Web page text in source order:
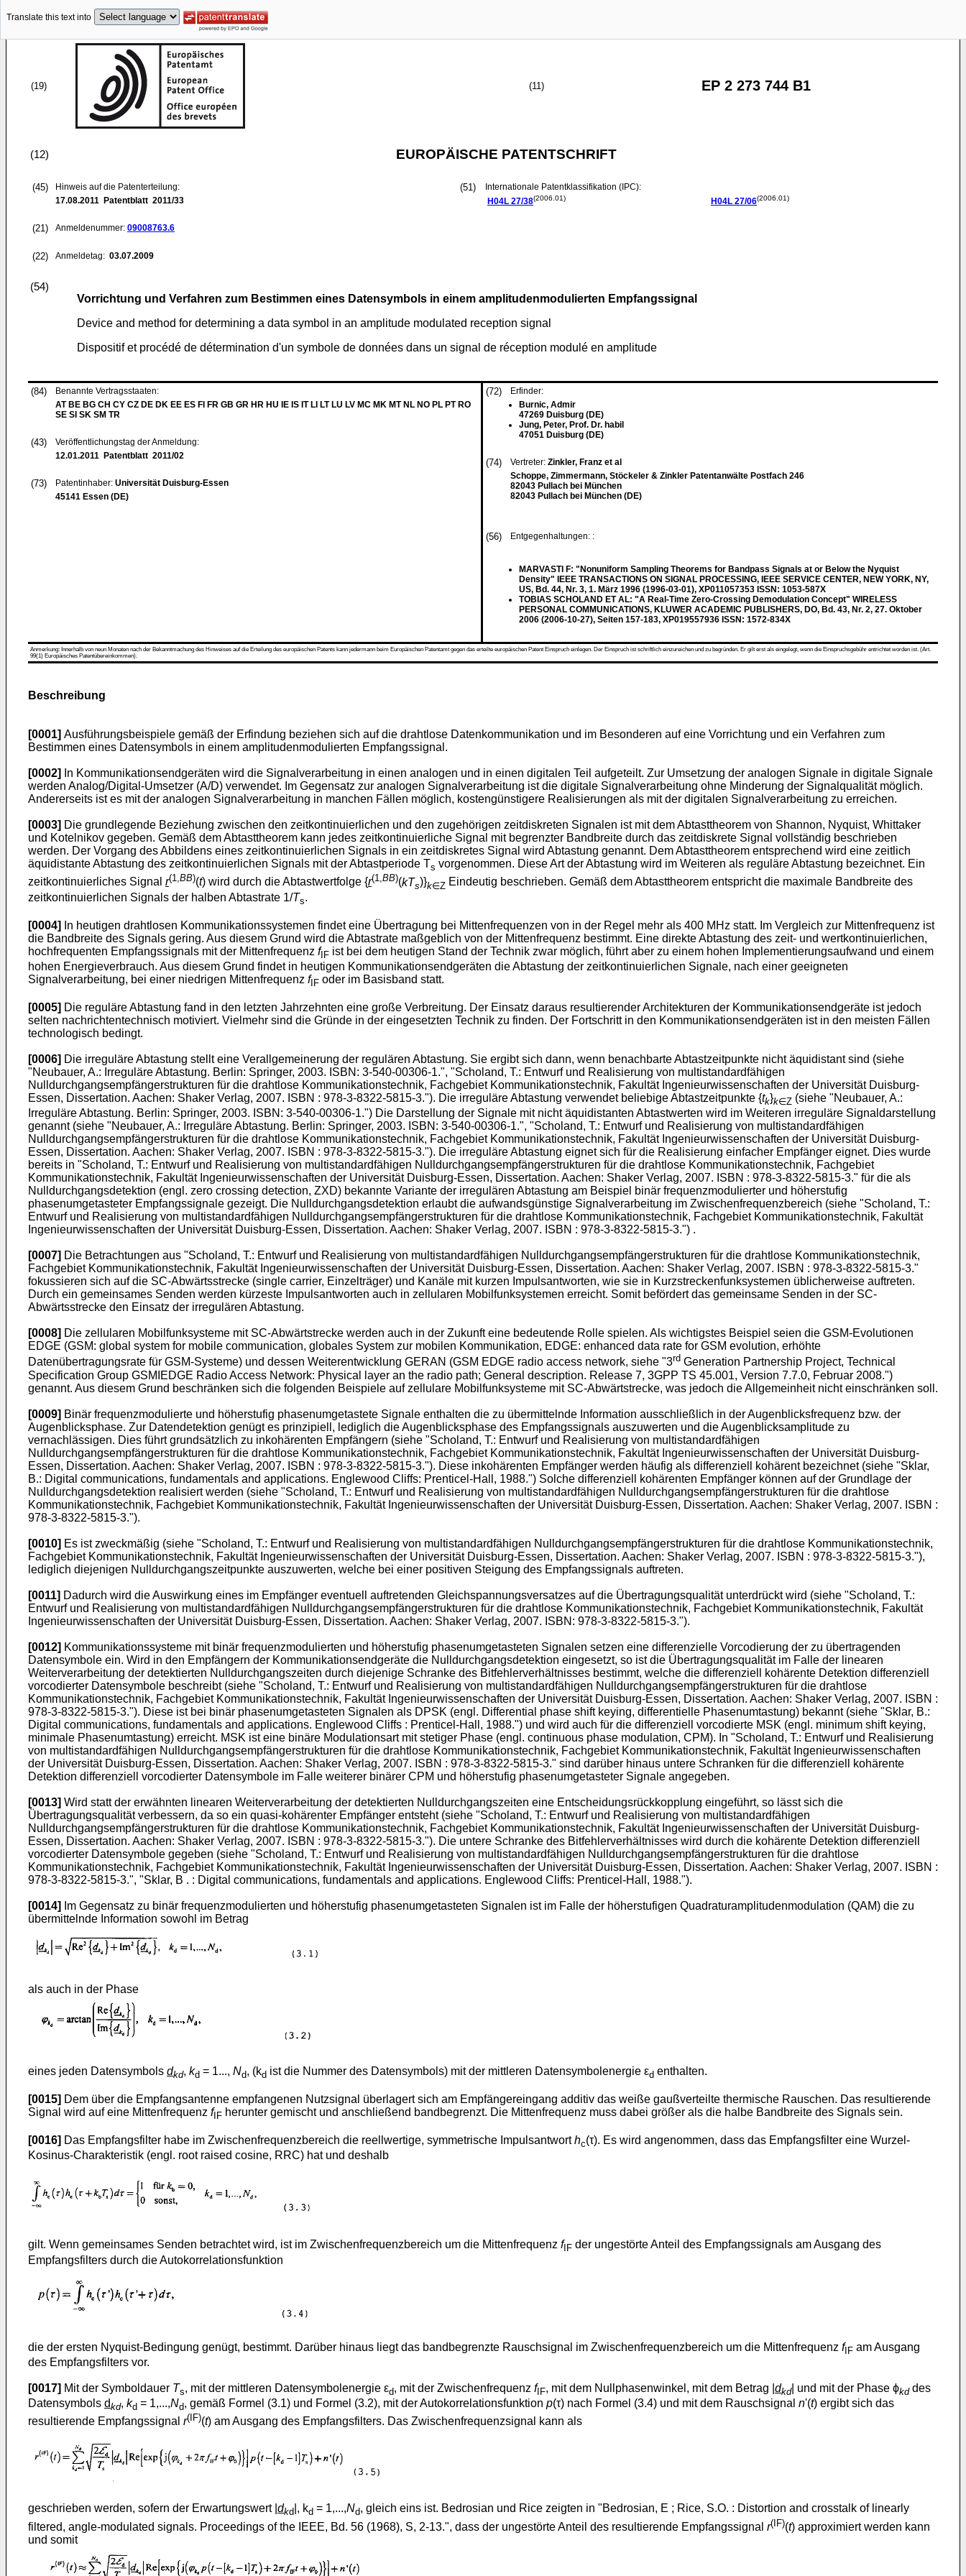
Translate this text into
(19) (11) EP 2 273 744 B1
(12) EUROPÄISCHE PATENTSCHRIFT
(45)
Hinweis auf die Patenterteilung:
17.08.2011 Patentblatt 2011/33
(21) Anmeldenummer: 09008763.6
(22) Anmeldetag: 03.07.2009
(51)
Internationale Patentklassifikation (IPC):
H04L 27/38(2006.01) H04L 27/06(2006.01)
(54)
Vorrichtung und Verfahren zum Bestimmen eines Datensymbols in einem amplitudenmodulierten Empfangssignal
Device and method for determining a data symbol in an amplitude modulated reception signal
Dispositif et procédé de détermination d'un symbole de données dans un signal de réception modulé en amplitude
(84)
Benannte Vertragsstaaten:
AT BE BG CH CY CZ DE DK EE ES FI FR GB GR HR HU IE IS IT LI LT LU LV MC MK MT NL NO PL PT RO
SE SI SK SM TR
(43)
Veröffentlichungstag der Anmeldung:
12.01.2011 Patentblatt 2011/02
(73) Patentinhaber: Universität Duisburg-Essen
45141 Essen (DE)
(72)
Erfinder:
Burnic, Admir
47269 Duisburg (DE)
Jung, Peter, Prof. Dr. habil
47051 Duisburg (DE)
(74) Vertreter: Zinkler, Franz et al
Schoppe, Zimmermann, Stöckeler & Zinkler Patentanwälte Postfach 246
82043 Pullach bei München
82043 Pullach bei München (DE)
(56) Entgegenhaltungen: :
MARVASTI F: "Nonuniform Sampling Theorems for Bandpass Signals at or Below the Nyquist
Density" IEEE TRANSACTIONS ON SIGNAL PROCESSING, IEEE SERVICE CENTER, NEW YORK, NY,
US, Bd. 44, Nr. 3, 1. März 1996 (1996-03-01), XP011057353 ISSN: 1053-587X
TOBIAS SCHOLAND ET AL: "A Real-Time Zero-Crossing Demodulation Concept" WIRELESS
PERSONAL COMMUNICATIONS, KLUWER ACADEMIC PUBLISHERS, DO, Bd. 43, Nr. 2, 27. Oktober
2006 (2006-10-27), Seiten 157-183, XP019557936 ISSN: 1572-834X
Anmerkung: Innerhalb von neun Monaten nach der Bekanntmachung des Hinweises auf die Erteilung des europäischen Patents kann jedermann beim Europäischen Patentamt gegen das erteilte europäischen Patent Einspruch einlegen. Der Einspruch ist schriftlich einzureichen und zu begründen. Er gilt erst als eingelegt, wenn die Einspruchsgebühr entrichtet worden ist. (Art.
99(1) Europäisches Patentübereinkommen).
Beschreibung
[0001] Ausführungsbeispiele gemäß der Erfindung beziehen sich auf die drahtlose Datenkommunikation und im Besonderen auf eine Vorrichtung und ein Verfahren zum
Bestimmen eines Datensymbols in einem amplitudenmodulierten Empfangssignal.
[0002]
In Kommunikationsendgeräten wird die Signalverarbeitung in einen analogen und in einen digitalen Teil aufgeteilt. Zur Umsetzung der analogen Signale in digitale Signale
werden Analog/Digital-Umsetzer (A/D) verwendet. Im Gegensatz zur analogen Signalverarbeitung ist die digitale Signalverarbeitung ohne Minderung der Signalqualität möglich.
Andererseits ist es mit der analogen Signalverarbeitung in manchen Fällen möglich, kostengünstigere Realisierungen als mit der digitalen Signalverarbeitung zu erreichen.
[0003] Die grundlegende Beziehung zwischen den zeitkontinuierlichen und den zugehörigen zeitdiskreten Signalen ist mit dem Abtasttheorem von Shannon, Nyquist, Whittaker
und Kotelnikov gegeben. Gemäß dem Abtasttheorem kann jedes zeitkontinuierliche Signal mit begrenzter Bandbreite durch das zeitdiskrete Signal vollständig beschrieben
werden. Der Vorgang des Abbildens eines zeitkontinuierlichen Signals in ein zeitdiskretes Signal wird Abtastung genannt. Dem Abtasttheorem entsprechend wird eine zeitlich
äquidistante Abtastung des zeitkontinuierlichen Signals mit der Abtastperiode Ts vorgenommen. Diese Art der Abtastung wird im Weiteren als reguläre Abtastung bezeichnet. Ein
zeitkontinuierliches Signal r(1,BB)(t) wird durch die Abtastwertfolge {r(1,BB)(kTs)}k∈Z Eindeutig beschrieben. Gemäß dem Abtasttheorem entspricht die maximale Bandbreite des
zeitkontinuierlichen Signals der halben Abtastrate 1/Ts.
[0004]
In heutigen drahtlosen Kommunikationssystemen findet eine Übertragung bei Mittenfrequenzen von in der Regel mehr als 400 MHz statt. Im Vergleich zur Mittenfrequenz ist
die Bandbreite des Signals gering. Aus diesem Grund wird die Abtastrate maßgeblich von der Mittenfrequenz bestimmt. Eine direkte Abtastung des zeit- und wertkontinuierlichen,
hochfrequenten Empfangssignals mit der Mittenfrequenz f IF ist bei dem heutigen Stand der Technik zwar möglich, führt aber zu einem hohen Implementierungsaufwand und einem
hohen Energieverbrauch. Aus diesem Grund findet in heutigen Kommunikationsendgeräten die Abtastung der zeitkontinuierlichen Signale, nach einer geeigneten
Signalverarbeitung, bei einer niedrigen Mittenfrequenz f IF oder im Basisband statt.
[0005] Die reguläre Abtastung fand in den letzten Jahrzehnten eine große Verbreitung. Der Einsatz daraus resultierender Architekturen der Kommunikationsendgeräte ist jedoch
selten nachrichtentechnisch motiviert. Vielmehr sind die Gründe in der eingesetzten Technik zu finden. Der Fortschritt in den Kommunikationsendgeräten ist in den meisten Fällen
technologisch bedingt.
[0006] Die irreguläre Abtastung stellt eine Verallgemeinerung der regulären Abtastung. Sie ergibt sich dann, wenn benachbarte Abtastzeitpunkte nicht äquidistant sind (siehe
"Neubauer, A.: Irreguläre Abtastung. Berlin: Springer, 2003. ISBN: 3-540-00306-1.", "Scholand, T.: Entwurf und Realisierung von multistandardfähigen
Nulldurchgangsempfängerstrukturen für die drahtlose Kommunikationstechnik, Fachgebiet Kommunikationstechnik, Fakultät Ingenieurwissenschaften der Universität Duisburg-
Essen, Dissertation. Aachen: Shaker Verlag, 2007. ISBN : 978-3-8322-5815-3."). Die irreguläre Abtastung verwendet beliebige Abtastzeitpunkte {tk}k∈Z (siehe "Neubauer, A.:
Irreguläre Abtastung. Berlin: Springer, 2003. ISBN: 3-540-00306-1.") Die Darstellung der Signale mit nicht äquidistanten Abtastwerten wird im Weiteren irreguläre Signaldarstellung
genannt (siehe "Neubauer, A.: Irreguläre Abtastung. Berlin: Springer, 2003. ISBN: 3-540-00306-1.", "Scholand, T.: Entwurf und Realisierung von multistandardfähigen
Nulldurchgangsempfängerstrukturen für die drahtlose Kommunikationstechnik, Fachgebiet Kommunikationstechnik, Fakultät Ingenieurwissenschaften der Universität Duisburg-
Essen, Dissertation. Aachen: Shaker Verlag, 2007. ISBN : 978-3-8322-5815-3."). Die irreguläre Abtastung eignet sich für die Realisierung einfacher Empfänger eignet. Dies wurde
bereits in "Scholand, T.: Entwurf und Realisierung von multistandardfähigen Nulldurchgangsempfängerstrukturen für die drahtlose Kommunikationstechnik, Fachgebiet
Kommunikationstechnik, Fakultät Ingenieurwissenschaften der Universität Duisburg-Essen, Dissertation. Aachen: Shaker Verlag, 2007. ISBN : 978-3-8322-5815-3." für die als
Nulldurchgangsdetektion (engl. zero crossing detection, ZXD) bekannte Variante der irregulären Abtastung am Beispiel binär frequenzmodulierter und höherstufig
phasenumgetasteter Empfangssignale gezeigt. Die Nulldurchgangsdetektion erlaubt die aufwandsgünstige Signalverarbeitung im Zwischenfrequenzbereich (siehe "Scholand, T.:
Entwurf und Realisierung von multistandardfähigen Nulldurchgangsempfängerstrukturen für die drahtlose Kommunikationstechnik, Fachgebiet Kommunikationstechnik, Fakultät
Ingenieurwissenschaften der Universität Duisburg-Essen, Dissertation. Aachen: Shaker Verlag, 2007. ISBN : 978-3-8322-5815-3.") .
[0007] Die Betrachtungen aus "Scholand, T.: Entwurf und Realisierung von multistandardfähigen Nulldurchgangsempfängerstrukturen für die drahtlose Kommunikationstechnik,
Fachgebiet Kommunikationstechnik, Fakultät Ingenieurwissenschaften der Universität Duisburg-Essen, Dissertation. Aachen: Shaker Verlag, 2007. ISBN : 978-3-8322-5815-3."
fokussieren sich auf die SC-Abwärtsstrecke (single carrier, Einzelträger) und Kanäle mit kurzen Impulsantworten, wie sie in Kurzstreckenfunksystemen üblicherweise auftreten.
Durch ein gemeinsames Senden werden kürzeste Impulsantworten auch in zellularen Mobilfunksystemen erreicht. Somit befördert das gemeinsame Senden in der SC-
Abwärtsstrecke den Einsatz der irregulären Abtastung.
[0008] Die zellularen Mobilfunksysteme mit SC-Abwärtstrecke werden auch in der Zukunft eine bedeutende Rolle spielen. Als wichtigstes Beispiel seien die GSM-Evolutionen
EDGE (GSM: global system for mobile communication, globales System zur mobilen Kommunikation, EDGE: enhanced data rate for GSM evolution, erhöhte
Datenübertragungsrate für GSM-Systeme) und dessen Weiterentwicklung GERAN (GSM EDGE radio access network, siehe "3rd Generation Partnership Project, Technical
Specification Group GSMIEDGE Radio Access Network: Physical layer an the radio path; General description. Release 7, 3GPP TS 45.001, Version 7.7.0, Februar 2008.")
genannt. Aus diesem Grund beschränken sich die folgenden Beispiele auf zellulare Mobilfunksysteme mit SC-Abwärtstrecke, was jedoch die Allgemeinheit nicht einschränken soll.
[0009] Binär frequenzmodulierte und höherstufig phasenumgetastete Signale enthalten die zu übermittelnde Information ausschließlich in der Augenblicksfrequenz bzw. der
Augenblicksphase. Zur Datendetektion genügt es prinzipiell, lediglich die Augenblicksphase des Empfangssignals auszuwerten und die Augenblicksamplitude zu
vernachlässigen. Dies führt grundsätzlich zu inkohärenten Empfängern (siehe "Scholand, T.: Entwurf und Realisierung von multistandardfähigen
Nulldurchgangsempfängerstrukturen für die drahtlose Kommunikationstechnik, Fachgebiet Kommunikationstechnik, Fakultät Ingenieurwissenschaften der Universität Duisburg-
Essen, Dissertation. Aachen: Shaker Verlag, 2007. ISBN : 978-3-8322-5815-3."). Diese inkohärenten Empfänger werden häufig als differenziell kohärent bezeichnet (siehe "Sklar,
B.: Digital communications, fundamentals and applications. Englewood Cliffs: Prenticel-Hall, 1988.") Solche differenziell kohärenten Empfänger können auf der Grundlage der
Nulldurchgangsdetektion realisiert werden (siehe "Scholand, T.: Entwurf und Realisierung von multistandardfähigen Nulldurchgangsempfängerstrukturen für die drahtlose
Kommunikationstechnik, Fachgebiet Kommunikationstechnik, Fakultät Ingenieurwissenschaften der Universität Duisburg-Essen, Dissertation. Aachen: Shaker Verlag, 2007. ISBN :
978-3-8322-5815-3.").
[0010] Es ist zweckmäßig (siehe "Scholand, T.: Entwurf und Realisierung von multistandardfähigen Nulldurchgangsempfängerstrukturen für die drahtlose Kommunikationstechnik,
Fachgebiet Kommunikationstechnik, Fakultät Ingenieurwissenschaften der Universität Duisburg-Essen, Dissertation. Aachen: Shaker Verlag, 2007. ISBN : 978-3-8322-5815-3."),
lediglich diejenigen Nulldurchgangszeitpunkte auszuwerten, welche bei einer positiven Steigung des Empfangssignals auftreten.
[0011] Dadurch wird die Auswirkung eines im Empfänger eventuell auftretenden Gleichspannungsversatzes auf die Übertragungsqualität unterdrückt wird (siehe "Scholand, T.:
Entwurf und Realisierung von multistandardfähigen Nulldurchgangsempfängerstrukturen für die drahtlose Kommunikationstechnik, Fachgebiet Kommunikationstechnik, Fakultät
Ingenieurwissenschaften der Universität Duisburg-Essen, Dissertation. Aachen: Shaker Verlag, 2007. ISBN: 978-3-8322-5815-3.").
[0012] Kommunikationssysteme mit binär frequenzmodulierten und höherstufig phasenumgetasteten Signalen setzen eine differenzielle Vorcodierung der zu übertragenden
Datensymbole ein. Wird in den Empfängern der Kommunikationsendgeräte die Nulldurchgangsdetektion eingesetzt, so ist die Übertragungsqualität im Falle der linearen
Weiterverarbeitung der detektierten Nulldurchgangszeiten durch diejenige Schranke des Bitfehlerverhältnisses bestimmt, welche die differenziell kohärente Detektion differenziell
vorcodierter Datensymbole beschreibt (siehe "Scholand, T.: Entwurf und Realisierung von multistandardfähigen Nulldurchgangsempfängerstrukturen für die drahtlose
Kommunikationstechnik, Fachgebiet Kommunikationstechnik, Fakultät Ingenieurwissenschaften der Universität Duisburg-Essen, Dissertation. Aachen: Shaker Verlag, 2007. ISBN :
978-3-8322-5815-3."). Diese ist bei binär phasenumgetasteten Signalen als DPSK (engl. Differential phase shift keying, differentielle Phasenumtastung) bekannt (siehe "Sklar, B.:
Digital communications, fundamentals and applications. Englewood Cliffs : Prenticel-Hall, 1988.") und wird auch für die differenziell vorcodierte MSK (engl. minimum shift keying,
minimale Phasenumtastung) erreicht. MSK ist eine binäre Modulationsart mit stetiger Phase (engl. continuous phase modulation, CPM). In "Scholand, T.: Entwurf und Realisierung
von multistandardfähigen Nulldurchgangsempfängerstrukturen für die drahtlose Kommunikationstechnik, Fachgebiet Kommunikationstechnik, Fakultät Ingenieurwissenschaften
der Universität Duisburg-Essen, Dissertation. Aachen: Shaker Verlag, 2007. ISBN : 978-3-8322-5815-3." sind darüber hinaus untere Schranken für die differenziell kohärente
Detektion differenziell vorcodierter Datensymbole im Falle weiterer binärer CPM und höherstufig phasenumgetasteter Signale angegeben.
[0013] Wird statt der erwähnten linearen Weiterverarbeitung der detektierten Nulldurchgangszeiten eine Entscheidungsrückkopplung eingeführt, so lässt sich die
Übertragungsqualität verbessern, da so ein quasi-kohärenter Empfänger entsteht (siehe "Scholand, T.: Entwurf und Realisierung von multistandardfähigen
Nulldurchgangsempfängerstrukturen für die drahtlose Kommunikationstechnik, Fachgebiet Kommunikationstechnik, Fakultät Ingenieurwissenschaften der Universität Duisburg-
Essen, Dissertation. Aachen: Shaker Verlag, 2007. ISBN : 978-3-8322-5815-3."). Die untere Schranke des Bitfehlerverhältnisses wird durch die kohärente Detektion differenziell
vorcodierter Datensymbole gegeben (siehe "Scholand, T.: Entwurf und Realisierung von multistandardfähigen Nulldurchgangsempfängerstrukturen für die drahtlose
Kommunikationstechnik, Fachgebiet Kommunikationstechnik, Fakultät Ingenieurwissenschaften der Universität Duisburg-Essen, Dissertation. Aachen: Shaker Verlag, 2007. ISBN :
978-3-8322-5815-3.", "Sklar, B . : Digital communications, fundamentals and applications. Englewood Cliffs: Prenticel-Hall, 1988.").
[0014]
Im Gegensatz zu binär frequenzmodulierten und höherstufig phasenumgetasteten Signalen ist im Falle der höherstufigen Quadraturamplitudenmodulation (QAM) die zu
übermittelnde Information sowohl im Betrag
als auch in der Phase
eines jeden Datensymbols dkd, kd = 1..., Nd, (kd ist die Nummer des Datensymbols) mit der mittleren Datensymbolenergie εd enthalten.
[0015] Dem über die Empfangsantenne empfangenen Nutzsignal überlagert sich am Empfängereingang additiv das weiße gaußverteilte thermische Rauschen. Das resultierende
Signal wird auf eine Mittenfrequenz f IF herunter gemischt und anschließend bandbegrenzt. Die Mittenfrequenz muss dabei größer als die halbe Bandbreite des Signals sein.
[0016] Das Empfangsfilter habe im Zwischenfrequenzbereich die reellwertige, symmetrische Impulsantworthc(τ). Es wird angenommen, dass das Empfangsfilter eine Wurzel-
Kosinus-Charakteristik (engl. root raised cosine, RRC) hat und deshalb
gilt. Wenn gemeinsames Senden betrachtet wird, ist im Zwischenfrequenzbereich um die Mittenfrequenz f IF der ungestörte Anteil des Empfangssignals am Ausgang des
Empfangsfilters durch die Autokorrelationsfunktion
die der ersten Nyquist-Bedingung genügt, bestimmt. Darüber hinaus liegt das bandbegrenzte Rauschsignal im Zwischenfrequenzbereich um die Mittenfrequenz fIF am Ausgang
des Empfangsfilters vor.
[0017] Mit der Symboldauer Ts, mit der mittleren Datensymbolenergie εd, mit der Zwischenfrequenz f IF, mit dem Nullphasenwinkel, mit dem Betrag | dkd| und mit der Phase ϕkddes
Datensymbols dkd, kd = 1,...,Nd, gemäß Formel (3.1) und Formel (3.2), mit der Autokorrelationsfunktion p(τ) nach Formel (3.4) und mit dem Rauschsignal n'(t) ergibt sich das
resultierende Empfangssignal r(IF)(t) am Ausgang des Empfangsfilters. Das Zwischenfrequenzsignal kann als
geschrieben werden, sofern der Erwartungswert | dkd |, kd = 1,...,Nd, gleich eins ist. Bedrosian und Rice zeigten in "Bedrosian, E ; Rice, S.O. : Distortion and crosstalk of linearly
filtered, angle-modulated signals. Proceedings of the IEEE, Bd. 56 (1968), S, 2-13.", dass der ungestörte Anteil des resultierende Empfangssignal r(IF)(t) approximiert werden kann
und somit